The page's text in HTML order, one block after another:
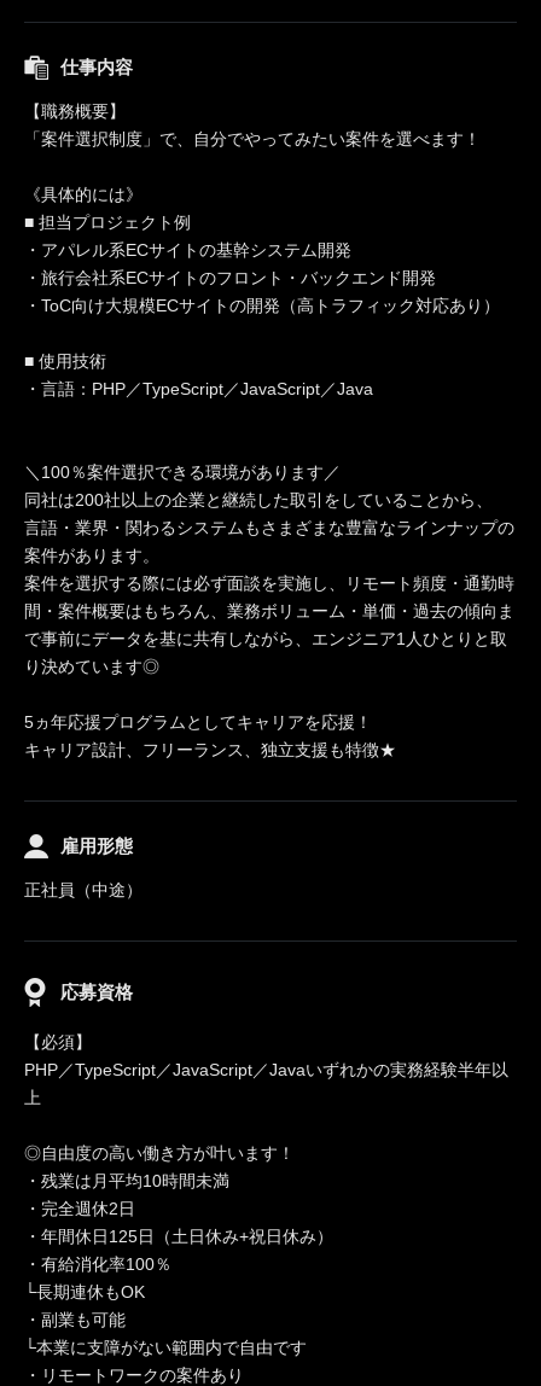
仕事内容
【職務概要】
「案件選択制度」で、自分でやってみたい案件を選べます！
《具体的には》
■ 担当プロジェクト例
・アパレル系ECサイトの基幹システム開発
・旅行会社系ECサイトのフロント・バックエンド開発
・ToC向け大規模ECサイトの開発（高トラフィック対応あり）
■ 使用技術
・言語：PHP／TypeScript／JavaScript／Java
＼100％案件選択できる環境があります／
同社は200社以上の企業と継続した取引をしていることから、
言語・業界・関わるシステムもさまざまな豊富なラインナップの
案件があります。
案件を選択する際には必ず面談を実施し、リモート頻度・通勤時
間・案件概要はもちろん、業務ボリューム・単価・過去の傾向ま
で事前にデータを基に共有しながら、エンジニア1人ひとりと取
り決めています◎
5ヵ年応援プログラムとしてキャリアを応援！
キャリア設計、フリーランス、独立支援も特徴★
雇用形態
正社員（中途）
応募資格
【必須】
PHP／TypeScript／JavaScript／Javaいずれかの実務経験半年以
上
◎自由度の高い働き方が叶います！
・残業は月平均10時間未満
・完全週休2日
・年間休日125日（土日休み+祝日休み）
・有給消化率100％
└長期連休もOK
・副業も可能
└本業に支障がない範囲内で自由です
・リモートワークの案件あり